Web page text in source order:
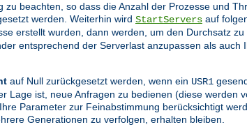
beachten, so dass die Anzahl der Prozesse und
werden. Weiterhin wird StartServers auf
erstellt wurden, dann werden, um den Durchsatz
entsprechend der Serverlast anzupassen als auch
auf Null zurückgesetzt werden, wenn ein USR1
ist, neue Anfragen zu bedienen (diese werden
Parameter zur Feinabstimmung berücksichtigt
Generationen zu verfolgen, erhalten bleiben.